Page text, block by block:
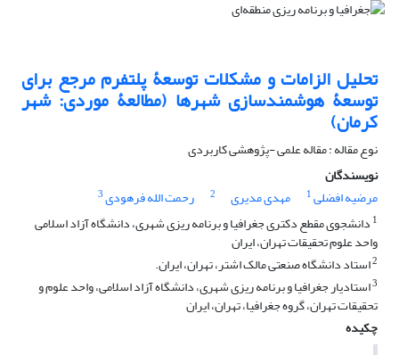
تحلیل الزامات و مشکلات توسعۀ پلتفرم مرجع برای
توسعۀ هوشمندسازی شهرها (مطالعۀ موردی: شهر
کرمان)
نوع مقاله : مقاله علمی -پژوهشی کاربردی
نویسندگان
مرضیه افضلی1 مهدی مدیری 2 رحمت الله فرهودی3
1 دانشجوی مقطع دکتری جغرافیا و برنامه ریزی شهری، دانشگاه آزاد اسلامی
واحد علوم تحقیقات تهران، ایران
2استاد دانشگاه صنعتی مالک اشتر، تهران، ایران.
3استادیار جغرافیا و برنامه ریزی شهری، دانشگاه آزاد اسلامی، واحد علوم و
تحقیقات تهران، گروه جغرافیا، تهران، ایران
چکیده